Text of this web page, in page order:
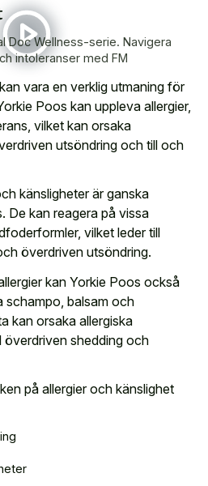
Doc Wellness-serie. Navigera
intoleranser med FM
vara en verklig utmaning för
Poos kan uppleva allergier,
vilket kan orsaka
utsöndring och till och
känsligheter är ganska
De kan reagera på vissa
vilket leder till
överdriven utsöndring.
kan Yorkie Poos också
schampo, balsam och
kan orsaka allergiska
överdriven shedding och
på allergier och känslighet